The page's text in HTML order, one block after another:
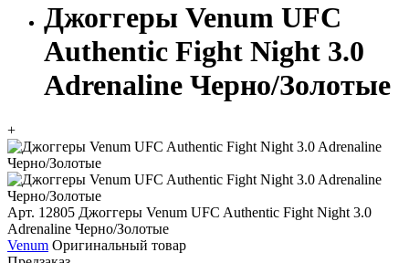
Джоггеры Venum UFC
Authentic Fight Night 3.0
Adrenaline Черно/Золотые
+
Арт. 12805 Джоггеры Venum UFC Authentic Fight Night 3.0
Adrenaline Черно/Золотые
Venum Оригинальный товар